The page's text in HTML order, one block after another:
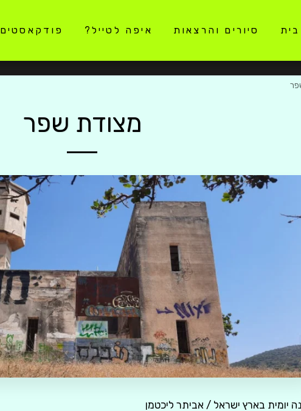
בית סיורים והרצאות איפה לטייל? פודקאסטים
מצודת שפר
יומית בארץ ישראל / אביתר ליכטמן